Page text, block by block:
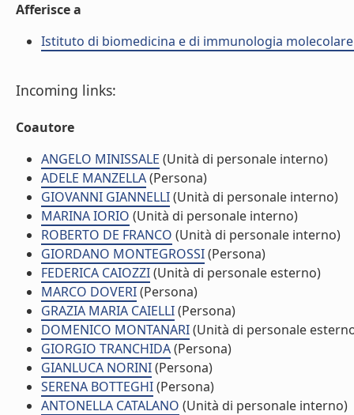
Afferisce a
Istituto di biomedicina e di immunologia
Incoming links:
Coautore
ANGELO MINISSALE (Unità di personale interno)
ADELE MANZELLA(Persona)
GIOVANNI GIANNELLI(Unità di personale interno)
MARINA IORIO (Unità di personale interno)
ROBERTO DE FRANCO (Unità di personale interno)
GIORDANO MONTEGROSSI(Persona)
FEDERICA CAIOZZI(Unità di personale esterno)
MARCO DOVERI(Persona)
GRAZIA MARIA CAIELLI(Persona)
DOMENICO MONTANARI(Unità di personale
GIORGIO TRANCHIDA(Persona)
GIANLUCA NORINI(Persona)
SERENA BOTTEGHI(Persona)
ANTONELLA CATALANO (Unità di personale interno)